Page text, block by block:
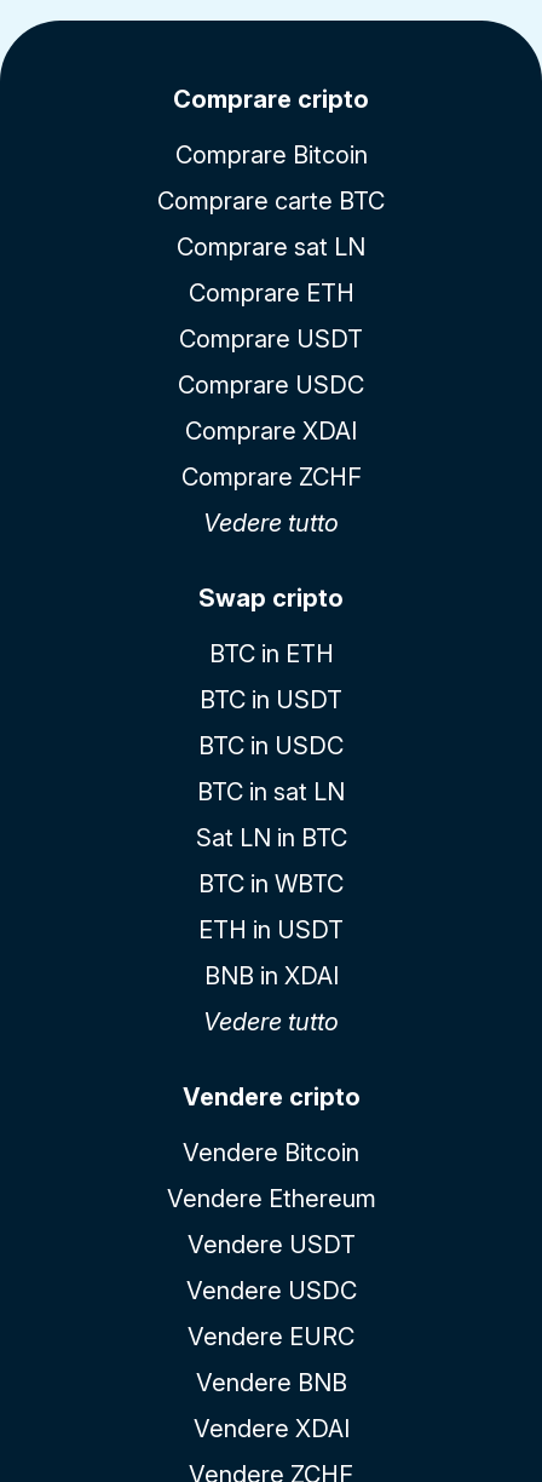
Comprare cripto
Comprare Bitcoin
Comprare carte BTC
Comprare sat LN
Comprare ETH
Comprare USDT
Comprare USDC
Comprare XDAI
Comprare ZCHF
Vedere tutto
Swap cripto
BTC in ETH
BTC in USDT
BTC in USDC
BTC in sat LN
Sat LN in BTC
BTC in WBTC
ETH in USDT
BNB in XDAI
Vedere tutto
Vendere cripto
Vendere Bitcoin
Vendere Ethereum
Vendere USDT
Vendere USDC
Vendere EURC
Vendere BNB
Vendere XDAI
Vendere ZCHF